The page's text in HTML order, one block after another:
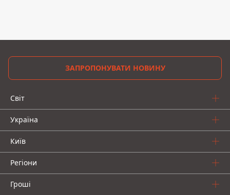
ЗАПРОПОНУВАТИ НОВИНУ
Світ
Україна
Київ
Регіони
Гроші